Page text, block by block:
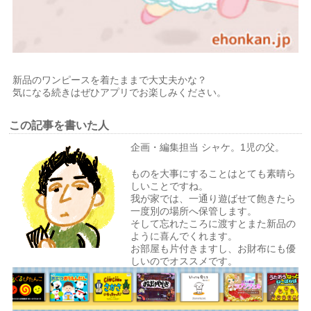
新品のワンピースを着たままで大丈夫かな？
気になる続きはぜひアプリでお楽しみください。
この記事を書いた人
企画・編集担当 シャケ。1児の父。
ものを大事にすることはとても素晴ら
しいことですね。
我が家では、一通り遊ばせて飽きたら
一度別の場所へ保管します。
そして忘れたころに渡すとまた新品の
ように喜んでくれます。
お部屋も片付きますし、お財布にも優
しいのでオススメです。